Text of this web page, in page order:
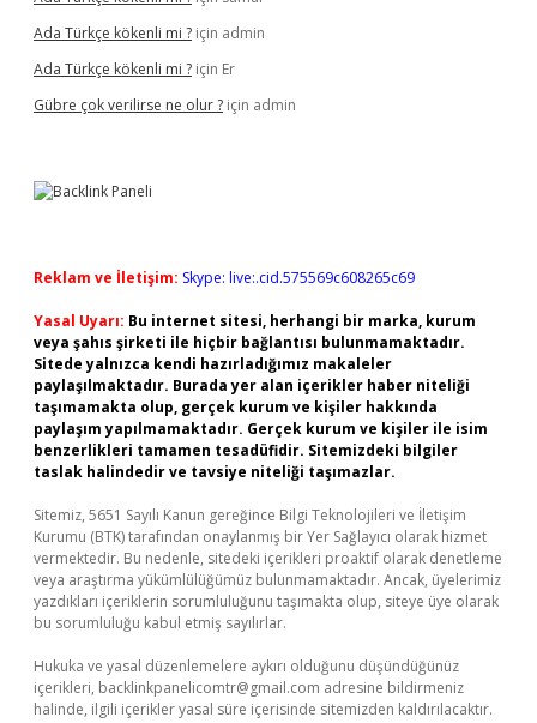
Ada Türkçe kökenli mi ? için admin
Ada Türkçe kökenli mi ? için Er
Gübre çok verilirse ne olur ? için admin
Reklam ve İletişim: Skype: live:.cid.575569c608265c69
Yasal Uyarı: Bu internet sitesi, herhangi bir marka, kurum
veya şahıs şirketi ile hiçbir bağlantısı bulunmamaktadır.
Sitede yalnızca kendi hazırladığımız makaleler
paylaşılmaktadır. Burada yer alan içerikler haber niteliği
taşımamakta olup, gerçek kurum ve kişiler hakkında
paylaşım yapılmamaktadır. Gerçek kurum ve kişiler ile isim
benzerlikleri tamamen tesadüfidir. Sitemizdeki bilgiler
taslak halindedir ve tavsiye niteliği taşımazlar.
Sitemiz, 5651 Sayılı Kanun gereğince Bilgi Teknolojileri ve İletişim
Kurumu (BTK) tarafından onaylanmış bir Yer Sağlayıcı olarak hizmet
vermektedir. Bu nedenle, sitedeki içerikleri proaktif olarak denetleme
veya araştırma yükümlülüğümüz bulunmamaktadır. Ancak, üyelerimiz
yazdıkları içeriklerin sorumluluğunu taşımakta olup, siteye üye olarak
bu sorumluluğu kabul etmiş sayılırlar.
Hukuka ve yasal düzenlemelere aykırı olduğunu düşündüğünüz
içerikleri, backlinkpanelicomtr@gmail.com adresine bildirmeniz
halinde, ilgili içerikler yasal süre içerisinde sitemizden kaldırılacaktır.